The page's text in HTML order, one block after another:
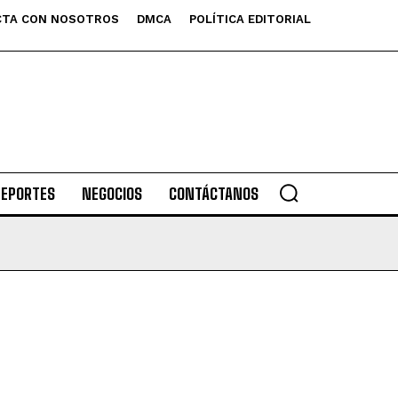
CON NOSOTROS DMCA POLÍTICA EDITORIAL
NEGOCIOS CONTÁCTANOS